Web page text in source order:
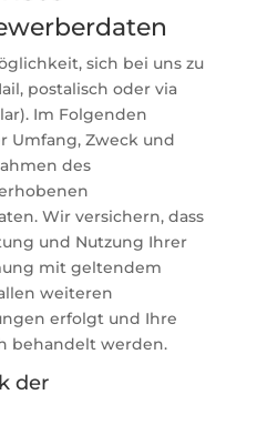
sich bei uns zu
postalisch oder via
Im Folgenden
Umfang, Zweck und
des
Wir versichern, dass
und Nutzung Ihrer
mit geltendem
weiteren
erfolgt und Ihre
behandelt werden.
der